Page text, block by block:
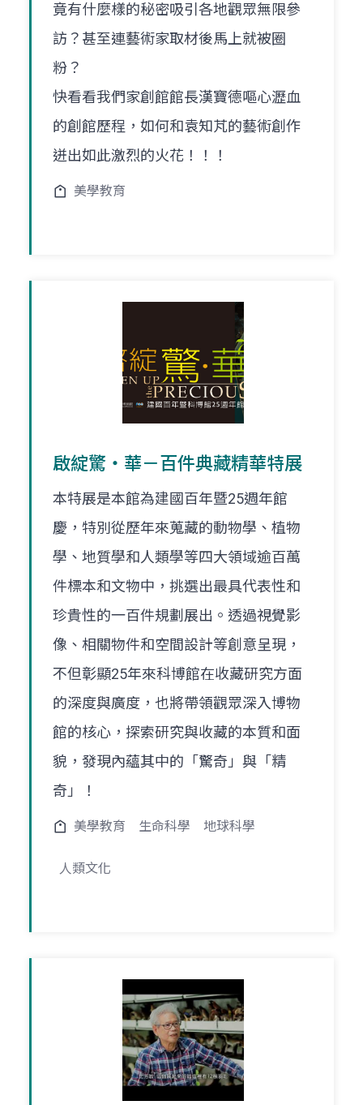
竟有什麼樣的秘密吸引各地觀眾無限參
訪？甚至連藝術家取材後馬上就被圈
粉？
快看看我們家創館館長漢寶德嘔心瀝血
的創館歷程，如何和袁知芃的藝術創作
迸出如此激烈的火花！！！
美學教育
啟綻驚‧華－百件典藏精華特展
本特展是本館為建國百年暨25週年館
慶，特別從歷年來蒐藏的動物學、植物
學、地質學和人類學等四大領域逾百萬
件標本和文物中，挑選出最具代表性和
珍貴性的一百件規劃展出。透過視覺影
像、相關物件和空間設計等創意呈現，
不但彰顯25年來科博館在收藏研究方面
的深度與廣度，也將帶領觀眾深入博物
館的核心，探索研究與收藏的本質和面
貌，發現內蘊其中的「驚奇」與「精
奇」！
美學教育 生命科學 地球科學
人類文化